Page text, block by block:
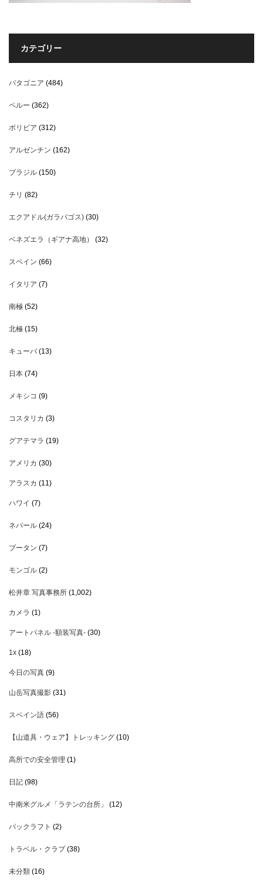
カテゴリー
パタゴニア (484)
ペルー (362)
ボリビア (312)
アルゼンチン (162)
ブラジル (150)
チリ (82)
エクアドル(ガラパゴス) (30)
ベネズエラ（ギアナ高地） (32)
スペイン (66)
イタリア (7)
南極 (52)
北極 (15)
キューバ(13)
日本 (74)
メキシコ (9)
コスタリカ (3)
グアテマラ (19)
アメリカ (30)
アラスカ (11)
ハワイ (7)
ネパール (24)
ブータン (7)
モンゴル (2)
松井章 写真事務所 (1,002)
カメラ (1)
アートパネル -額装写真- (30)
1x (18)
今日の写真 (9)
山岳写真撮影 (31)
スペイン語 (56)
【山道具・ウェア】トレッキング (10)
高所での安全管理 (1)
日記 (98)
中南米グルメ「ラテンの台所」 (12)
パックラフト (2)
トラベル・クラブ (38)
未分類 (16)